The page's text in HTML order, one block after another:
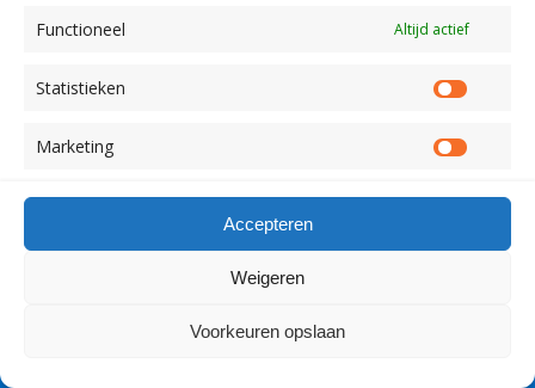
Functioneel Altijd actief
Statistieken
Marketing
Accepteren
Weigeren
Voorkeuren opslaan